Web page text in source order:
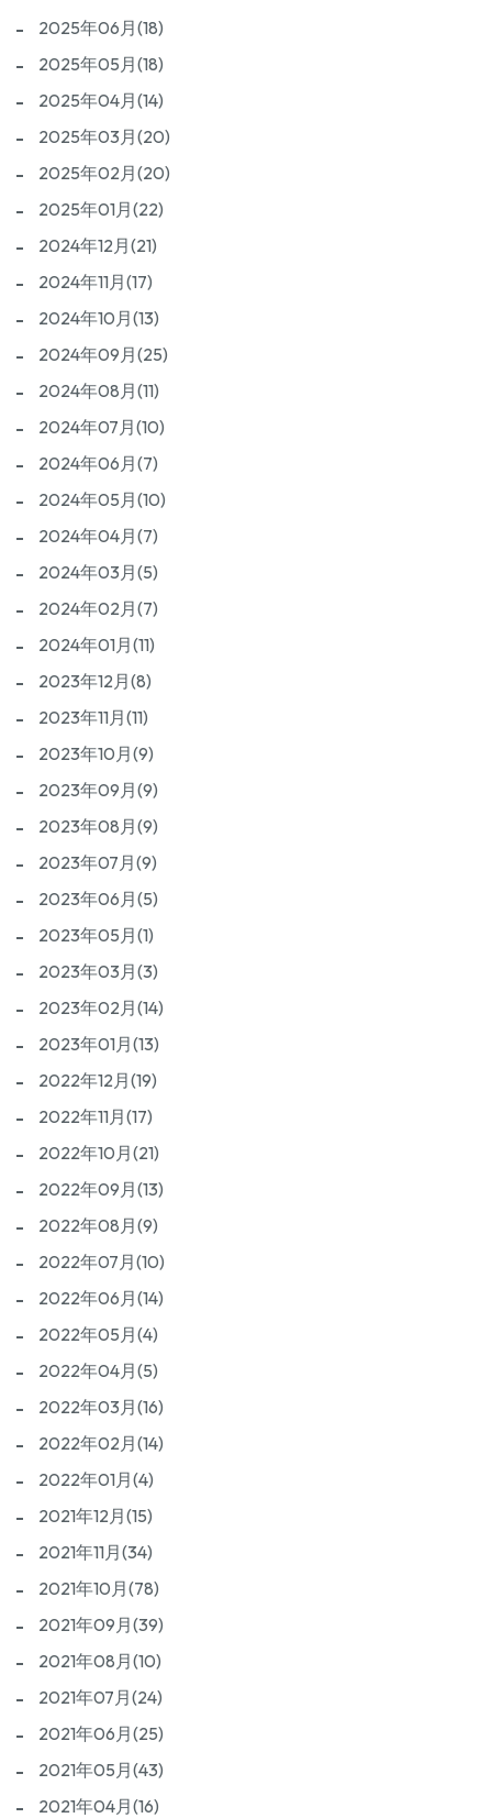
2025年06月(18)
2025年05月(18)
2025年04月(14)
2025年03月(20)
2025年02月(20)
2025年01月(22)
2024年12月(21)
2024年11月(17)
2024年10月(13)
2024年09月(25)
2024年08月(11)
2024年07月(10)
2024年06月(7)
2024年05月(10)
2024年04月(7)
2024年03月(5)
2024年02月(7)
2024年01月(11)
2023年12月(8)
2023年11月(11)
2023年10月(9)
2023年09月(9)
2023年08月(9)
2023年07月(9)
2023年06月(5)
2023年05月(1)
2023年03月(3)
2023年02月(14)
2023年01月(13)
2022年12月(19)
2022年11月(17)
2022年10月(21)
2022年09月(13)
2022年08月(9)
2022年07月(10)
2022年06月(14)
2022年05月(4)
2022年04月(5)
2022年03月(16)
2022年02月(14)
2022年01月(4)
2021年12月(15)
2021年11月(34)
2021年10月(78)
2021年09月(39)
2021年08月(10)
2021年07月(24)
2021年06月(25)
2021年05月(43)
2021年04月(16)